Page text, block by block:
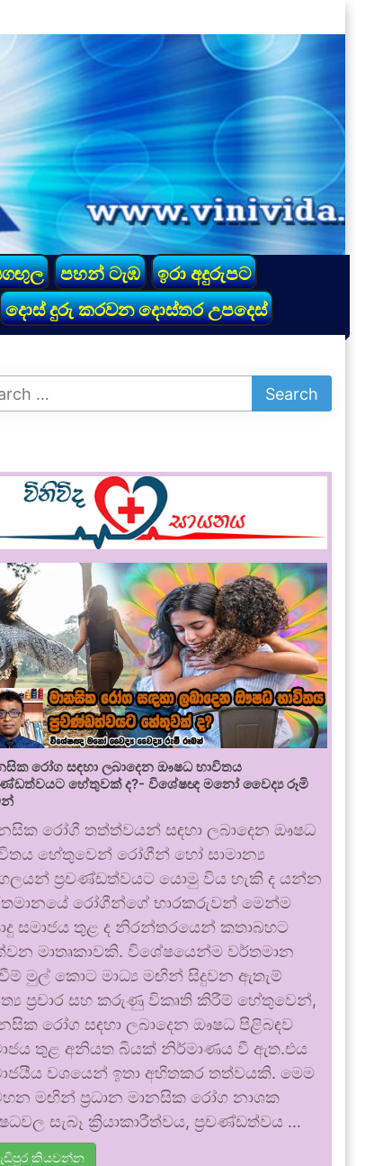
පහන් ටැඹ
ඉරා අදුරුපට
දොස් දුරු කරවන දොස්තර උපදෙස්
රෝග සඳහා ලබාදෙන ඖෂධ භාවිතය
හේතුවක් ද?- විශේෂඥ මනෝ වෛද්‍ය රූමි
රෝගී තත්ත්වයන් සඳහා ලබාදෙන ඖෂධ
හේතුවෙන් රෝගීන් හෝ සාමාන්‍ය
ප්‍රචණ්ඩත්වයට යොමු විය හැකි ද යන්න
රෝගීන්ගේ භාරකරුවන් මෙන්ම
සමාජය තුළ ද නිරන්තරයෙන් කතාබහට
මාතෘකාවකි. විශේෂයෙන්ම වර්තමාන
මුල් කොට මාධ්‍ය මඟින් සිදුවන ඇතැම්
ප්‍රචාර සහ කරුණු විකෘති කිරීම් හේතුවෙන්,
රෝග සඳහා ලබාදෙන ඖෂධ පිළිබඳව
තුළ අනියත බියක් නිර්මාණය වී ඇත.එය
වශයෙන් ඉතා අහිතකර තත්වයකි. මෙම
මඟින් ප්‍රධාන මානසික රෝග නාශක
සැබෑ ක්‍රියාකාරීත්වය, ප්‍රචණ්ඩත්වය …
කියවන්න